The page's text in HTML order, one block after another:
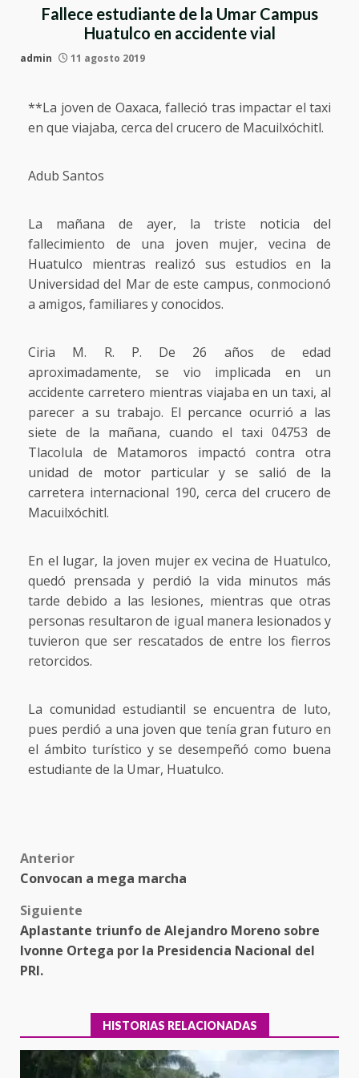
Fallece estudiante de la Umar Campus
Huatulco en accidente vial
admin 11 agosto 2019
**La joven de Oaxaca, falleció tras impactar el taxi
en que viajaba, cerca del crucero de Macuilxóchitl.
Adub Santos
La mañana de ayer, la triste noticia del
fallecimiento de una joven mujer, vecina de
Huatulco mientras realizó sus estudios en la
Universidad del Mar de este campus, conmocionó
a amigos, familiares y conocidos.
Ciria M. R. P. De 26 años de edad
aproximadamente, se vio implicada en un
accidente carretero mientras viajaba en un taxi, al
parecer a su trabajo. El percance ocurrió a las
siete de la mañana, cuando el taxi 04753 de
Tlacolula de Matamoros impactó contra otra
unidad de motor particular y se salió de la
carretera internacional 190, cerca del crucero de
Macuilxóchitl.
En el lugar, la joven mujer ex vecina de Huatulco,
quedó prensada y perdió la vida minutos más
tarde debido a las lesiones, mientras que otras
personas resultaron de igual manera lesionados y
tuvieron que ser rescatados de entre los fierros
retorcidos.
La comunidad estudiantil se encuentra de luto,
pues perdió a una joven que tenía gran futuro en
el ámbito turístico y se desempeñó como buena
estudiante de la Umar, Huatulco.
Post
navigation
Anterior
Convocan a mega marcha
Siguiente
Aplastante triunfo de Alejandro Moreno sobre
Ivonne Ortega por la Presidencia Nacional del
PRI.
HISTORIAS RELACIONADAS